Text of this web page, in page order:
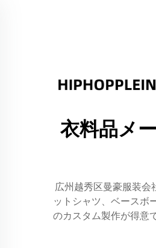
衣料品メ
広州越秀区曼豪服装会
ットシャツ、ベースボ
のカスタム製作が得意